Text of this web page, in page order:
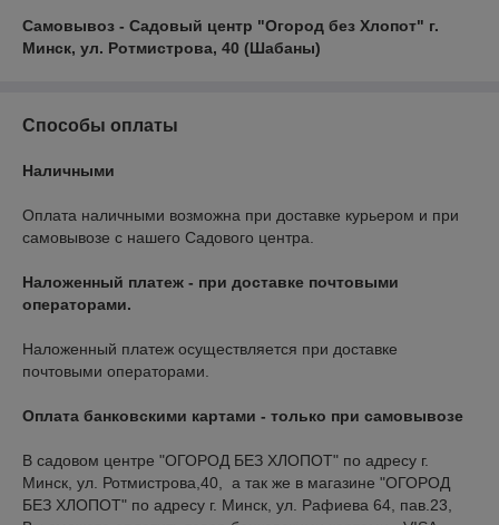
Самовывоз - Садовый центр "Огород без Хлопот" г.
Минск, ул. Ротмистрова, 40 (Шабаны)
Способы оплаты
Наличными
Оплата наличными возможна при доставке курьером и при
самовывозе с нашего Садового центра.
Наложенный платеж - при доставке почтовыми
операторами.
Наложенный платеж осуществляется при доставке
почтовыми операторами.
Оплата банковскими картами - только при самовывозе
В садовом центре "ОГОРОД БЕЗ ХЛОПОТ" по адресу г.
Минск, ул. Ротмистрова,40,  а так же в магазине "ОГОРОД
БЕЗ ХЛОПОТ" по адресу г. Минск, ул. Рафиева 64, пав.23,